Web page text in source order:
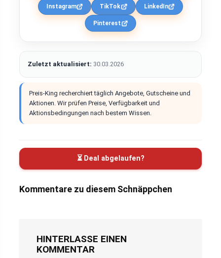
Instagram TikTok LinkedIn
Pinterest
Zuletzt aktualisiert: 30.03.2026
Preis-King recherchiert täglich Angebote, Gutscheine und
Aktionen. Wir prüfen Preise, Verfügbarkeit und
Aktionsbedingungen nach bestem Wissen.
⏳ Deal abgelaufen?
Kommentare zu diesem Schnäppchen
HINTERLASSE EINEN
KOMMENTAR